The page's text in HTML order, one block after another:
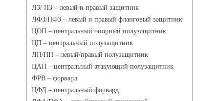
ЛЗ/ ПЗ – левый и правый защитник
ЛФЗ/ПФЗ – левый и правый фланговый защитник
ЦОП – центральный опорный полузащитник
ЦП – центральный полузащитник
ЛП/ПП – левый/правый полузащитник
ЦАП – центральный атакующий полузащитник
ФРВ – форвард
ЦФД – центральный форвард